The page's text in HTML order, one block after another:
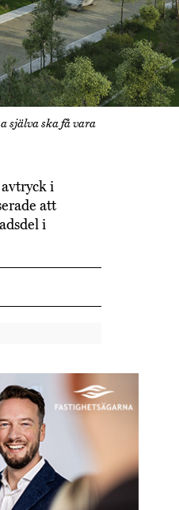
själva ska få vara
i
att
i